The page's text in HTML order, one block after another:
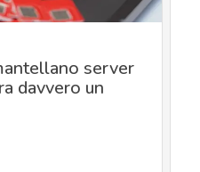
server
davvero un